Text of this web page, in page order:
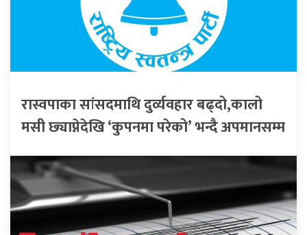
रास्वपाका सांसदमाथि दुर्व्यवहार बढ्दो,कालो
मसी छ्याप्नेदेखि ‘कुपनमा परेको’ भन्दै अपमानसम्म